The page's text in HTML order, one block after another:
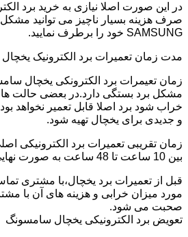
در این صورت اصلا نیازی به خرید برد
صرف هزینه بسیار ناچیز می توانید مشکل
SAMSUNG خود را برطرف نمایید.
مدت زمان تعمیرات برد الکترونیک
زمان تعیمرات برد الکترونکی یخچال
خراب شود برد اصلا قابل تعمیر نخواهد
و جدیدی برای یخچال تهیه شود.
بین 10 ساعت تا 48 ساعت به صورت نهایی می باشد.
قبل از تعمیرات برد یخچال،با مشتری
مورد میزان خرابی و هزینه های آن با
صحبت می شود.
تعویض برد الکترونیکی یخچال سامسونگ